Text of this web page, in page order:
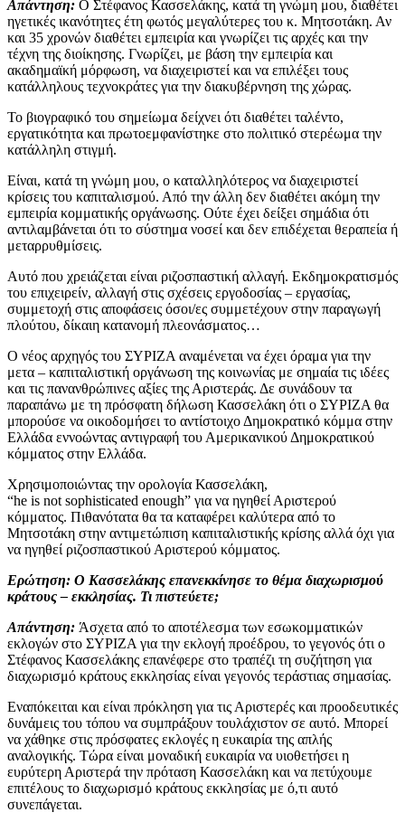
Απάντηση: Ο Στέφανος Κασσελάκης, κατά τη γνώμη μου, διαθέτει
ηγετικές ικανότητες έτη φωτός μεγαλύτερες του κ. Μητσοτάκη. Αν
και 35 χρονών διαθέτει εμπειρία και γνωρίζει τις αρχές και την
τέχνη της διοίκησης. Γνωρίζει, με βάση την εμπειρία και
ακαδημαϊκή μόρφωση, να διαχειριστεί και να επιλέξει τους
κατάλληλους τεχνοκράτες για την διακυβέρνηση της χώρας.
Το βιογραφικό του σημείωμα δείχνει ότι διαθέτει ταλέντο,
εργατικότητα και πρωτοεμφανίστηκε στο πολιτικό στερέωμα την
κατάλληλη στιγμή.
Είναι, κατά τη γνώμη μου, ο καταλληλότερος να διαχειριστεί
κρίσεις του καπιταλισμού. Από την άλλη δεν διαθέτει ακόμη την
εμπειρία κομματικής οργάνωσης. Ούτε έχει δείξει σημάδια ότι
αντιλαμβάνεται ότι το σύστημα νοσεί και δεν επιδέχεται θεραπεία ή
μεταρρυθμίσεις.
Αυτό που χρειάζεται είναι ριζοσπαστική αλλαγή. Εκδημοκρατισμός
του επιχειρείν, αλλαγή στις σχέσεις εργοδοσίας – εργασίας,
συμμετοχή στις αποφάσεις όσοι/ες συμμετέχουν στην παραγωγή
πλούτου, δίκαιη κατανομή πλεονάσματος…
Ο νέος αρχηγός του ΣΥΡΙΖΑ αναμένεται να έχει όραμα για την
μετα – καπιταλιστική οργάνωση της κοινωνίας με σημαία τις ιδέες
και τις πανανθρώπινες αξίες της Αριστεράς. Δε συνάδουν τα
παραπάνω με τη πρόσφατη δήλωση Κασσελάκη ότι ο ΣΥΡΙΖΑ θα
μπορούσε να οικοδομήσει το αντίστοιχο Δημοκρατικό κόμμα στην
Ελλάδα εννοώντας αντιγραφή του Αμερικανικού Δημοκρατικού
κόμματος στην Ελλάδα.
Χρησιμοποιώντας την ορολογία Κασσελάκη,
“he is not sophisticated enough” για να ηγηθεί Αριστερού
κόμματος. Πιθανότατα θα τα καταφέρει καλύτερα από το
Μητσοτάκη στην αντιμετώπιση καπιταλιστικής κρίσης αλλά όχι για
να ηγηθεί ριζοσπαστικού Αριστερού κόμματος.
Ερώτηση: Ο Κασσελάκης επανεκκίνησε το θέμα διαχωρισμού
κράτους – εκκλησίας. Τι πιστεύετε;
Απάντηση: Άσχετα από το αποτέλεσμα των εσωκομματικών
εκλογών στο ΣΥΡΙΖΑ για την εκλογή προέδρου, το γεγονός ότι ο
Στέφανος Κασσελάκης επανέφερε στο τραπέζι τη συζήτηση για
διαχωρισμό κράτους εκκλησίας είναι γεγονός τεράστιας σημασίας.
Εναπόκειται και είναι πρόκληση για τις Αριστερές και προοδευτικές
δυνάμεις του τόπου να συμπράξουν τουλάχιστον σε αυτό. Μπορεί
να χάθηκε στις πρόσφατες εκλογές η ευκαιρία της απλής
αναλογικής. Τώρα είναι μοναδική ευκαιρία να υιοθετήσει η
ευρύτερη Αριστερά την πρόταση Κασσελάκη και να πετύχουμε
επιτέλους το διαχωρισμό κράτους εκκλησίας με ό,τι αυτό
συνεπάγεται.